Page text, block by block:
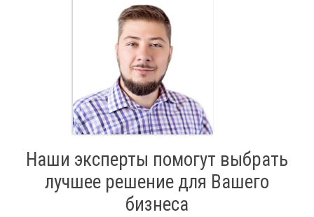
Наши эксперты помогут выбрать
лучшее решение для Вашего
бизнеса